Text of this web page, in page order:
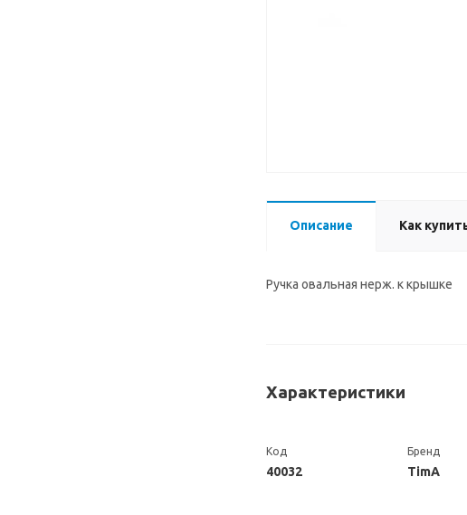
Описание Как
Ручка овальная нерж. к крышке
Характеристики
Код
40032
Бренд
TimA